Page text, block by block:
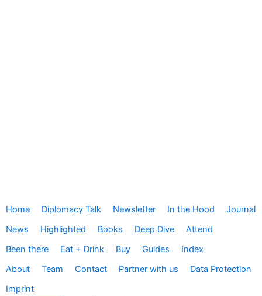
Home Diplomacy Talk Newsletter In the Hood
Journal
News
Highlighted Books Deep Dive
Attend
Been there
Eat + Drink Buy Guides
Index
About
Team Contact Partner with us
Data Protection
Imprint